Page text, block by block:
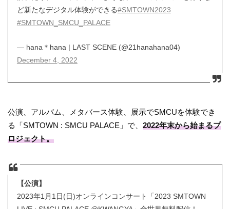
ど新たなデジタル体験ができる#SMTOWN2023
#SMTOWN_SMCU_PALACE
— hana＊hana | LAST SCENE (@21hanahana04)
December 4, 2022
公演、アルバム、メタバース体験、展示でSMCUを体験でき
る「SMTOWN : SMCU PALACE」で、2022年末から始まるプ
ロジェクト。
【公演】
2023年1月1日(日)オンラインコンサート「2023 SMTOWN